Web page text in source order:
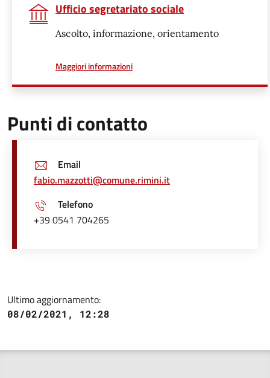
Ufficio segretariato sociale
Ascolto, informazione, orientamento
Maggiori informazionia proposito di
Punti di contatto
Email
fabio.mazzotti@comune.rimini.it
Telefono
+39 0541 704265
Ultimo aggiornamento:
08/02/2021, 12:28